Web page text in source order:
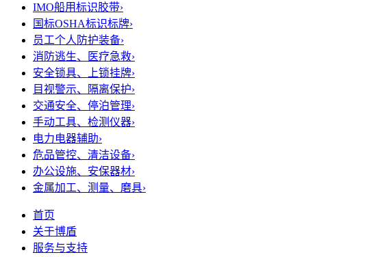
IMO船用标识胶带›
国标OSHA标识标牌›
员工个人防护装备›
消防逃生、医疗急救›
安全锁具、上锁挂牌›
目视警示、隔离保护›
交通安全、停泊管理›
手动工具、检测仪器›
电力电器辅助›
危品管控、清洁设备›
办公设施、安保器材›
金属加工、测量、磨具›
首页
关于博盾
服务与支持